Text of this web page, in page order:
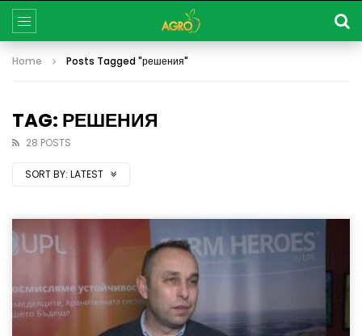
Home Posts Tagged "решения"
TAG: РЕШЕНИЯ
28 POSTS
SORT BY: LATEST